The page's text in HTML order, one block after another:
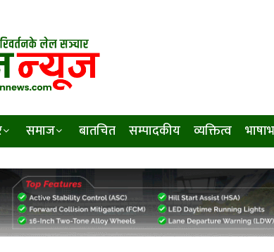
समाज बातचित सम्पादकीय व्यक्तित्व